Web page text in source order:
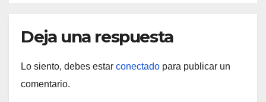
Deja una respuesta
Lo siento, debes estar conectado para publicar un
comentario.